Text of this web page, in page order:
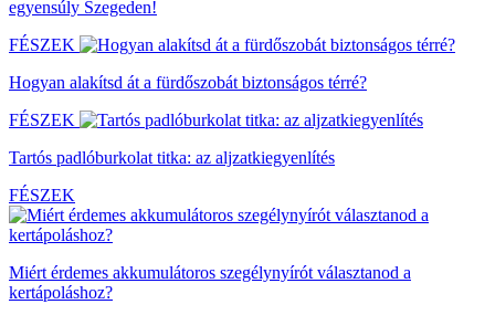
egyensúly Szegeden!
FÉSZEK
Hogyan alakítsd át a fürdőszobát biztonságos térré?
FÉSZEK
Tartós padlóburkolat titka: az aljzatkiegyenlítés
FÉSZEK
Miért érdemes akkumulátoros szegélynyírót választanod a
kertápoláshoz?